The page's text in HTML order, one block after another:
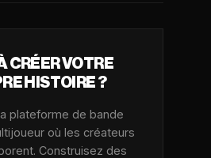
CRÉER VOTRE
HISTOIRE ?
plateforme de bande
où les créateurs
Construisez des